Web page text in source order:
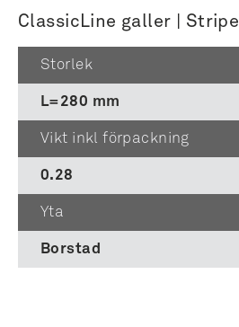
ClassicLine galler |
Storlek
L=280 mm
Vikt inkl förpackning
0.28
Yta
Borstad